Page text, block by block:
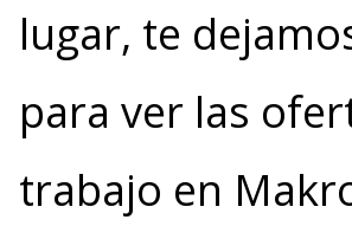
lugar, te
para ver las
trabajo en